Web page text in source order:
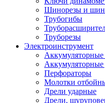
Шинорезы и
Трубогибы
Труборезы
Электроинструмент
Аккумуляторные
Перфораторы
Молотки
Дрели ударные
Дрели,